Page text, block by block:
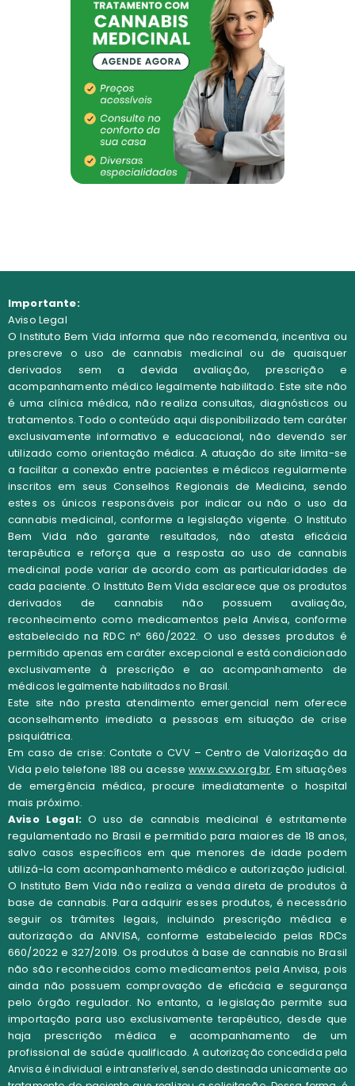
Importante:
Aviso Legal
O Instituto Bem Vida informa que não recomenda, incentiva ou
prescreve o uso de cannabis medicinal ou de quaisquer
derivados sem a devida avaliação, prescrição e
acompanhamento médico legalmente habilitado. Este site não
é uma clínica médica, não realiza consultas, diagnósticos ou
tratamentos. Todo o conteúdo aqui disponibilizado tem caráter
exclusivamente informativo e educacional, não devendo ser
utilizado como orientação médica. A atuação do site limita-se
a facilitar a conexão entre pacientes e médicos regularmente
inscritos em seus Conselhos Regionais de Medicina, sendo
estes os únicos responsáveis por indicar ou não o uso da
cannabis medicinal, conforme a legislação vigente. O Instituto
Bem Vida não garante resultados, não atesta eficácia
terapêutica e reforça que a resposta ao uso de cannabis
medicinal pode variar de acordo com as particularidades de
cada paciente.OInstituto Bem Vida esclarece que os produtos
derivados de cannabis não possuem avaliação,
reconhecimento como medicamentos pela Anvisa, conforme
estabelecido naRDC nº 660/2022. O uso desses produtos é
permitido apenas em caráter excepcional e estácondicionado
exclusivamente à prescrição e ao acompanhamento de
médicos legalmente habilitados no Brasil.
Este site não presta atendimento emergencial nem oferece
aconselhamento imediato a pessoas em situação de crise
psiquiátrica.
Em caso de crise: Contate o CVV – Centro de Valorização da
Vida pelo telefone 188 ou acessewww.cvv.org.br. Em situações
de emergência médica, procure imediatamente o hospital
mais próximo.
Aviso Legal:O uso de cannabis medicinal é estritamente
regulamentado no Brasil e permitido para maiores de 18 anos,
salvo casos específicos em que menores de idade podem
utilizá-la com acompanhamento médico e autorização judicial.
O Instituto Bem Vida não realiza a venda direta de produtos à
base de cannabis. Para adquirir esses produtos, é necessário
seguir os trâmites legais, incluindo prescrição médica e
autorização da ANVISA, conforme estabelecido pelas RDCs
660/2022 e 327/2019. Os produtos à base de cannabis no Brasil
não são reconhecidos como medicamentos pela Anvisa, pois
ainda não possuem comprovação de eficácia e segurança
pelo órgão regulador. No entanto, a legislação permite sua
importação para uso exclusivamente terapêutico, desde que
haja prescrição médica e acompanhamento de um
profissional de saúde qualificado.A autorização concedida pela
Anvisa é individual e intransferível, sendo destinada unicamente ao